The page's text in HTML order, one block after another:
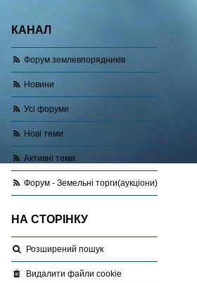
КАНАЛ
Форум землевпорядників
Новини
Усі форуми
Нові теми
Активні теми
Форум - Земельні торги(аукціони)
НА СТОРІНКУ
Розширений пошук
Видалити файли cookie